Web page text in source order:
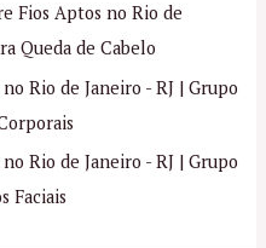
Fios Aptos no Rio de
Queda de Cabelo
Rio de Janeiro - RJ | Grupo
Rio de Janeiro - RJ | Grupo
Faciais